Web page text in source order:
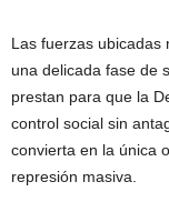
Las fuerzas ubicadas
una delicada fase de
prestan para que la
control social sin
convierta en la única
represión masiva.